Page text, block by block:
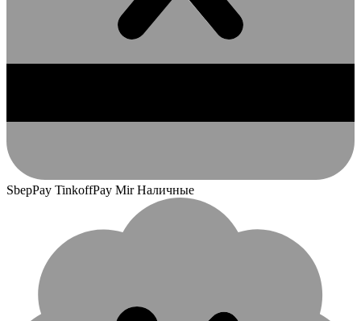
SbepPay TinkoffPay Mir Наличные